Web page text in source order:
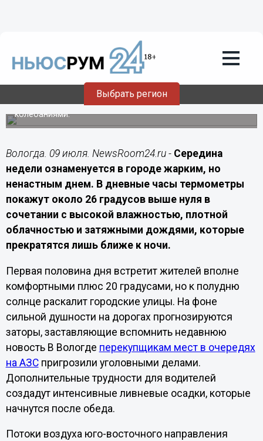
Выбрать регион
Июльский зной и ливни накроют
Вологодчину
Метеорологи предупреждают о кардинальной смене
погодных условий в областной столице 9 июля,
горожанам придется столкнуться с обильными
осадками, шквалистым ветром и геомагнитными
колебаниями.
Вологда. 09 июля. NewsRoom24.ru - Середина
недели ознаменуется в городе жарким, но
ненастным днем. В дневные часы термометры
покажут около 26 градусов выше нуля в
сочетании с высокой влажностью, плотной
облачностью и затяжными дождями, которые
прекратятся лишь ближе к ночи.
Первая половина дня встретит жителей вполне
комфортными плюс 20 градусами, но к полудню
солнце раскалит городские улицы. На фоне
сильной душности на дорогах прогнозируются
заторы, заставляющие вспомнить недавнюю
новость В Вологде перекупщикам мест в очередях
на АЗСпригрозили уголовными делами.
Дополнительные трудности для водителей
создадут интенсивные ливневые осадки, которые
начнутся после обеда.
Потоки воздуха юго-восточного направления